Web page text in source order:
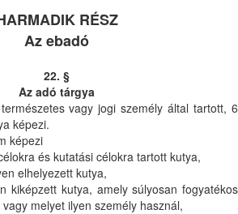
RÉSZ
Az ebadó
22. §
Az adó tárgya
vagy jogi személy által tartott, 6
képezi.
képezi
és kutatási célokra tartott kutya,
elhelyezett kutya,
kiképzett kutya, amely súlyosan fogyatékos
melyet ilyen személy használ,